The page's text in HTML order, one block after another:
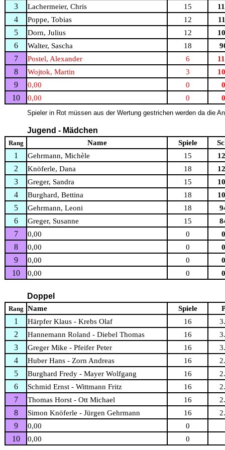
3 Lachermeier, Chris 15
4 Poppe, Tobias 12
5 Dorn, Julius 12
6 Walter, Sascha 18
7 Postel, Alexander 6
8 Wojtok, Martin 3
9 0,00 0
10 0,00 0
Spieler in Rot müssen aus der Wertung gestrichen werden da die
Jugend - Mädchen
Rang Name Spiele
1 Gehrmann, Michèle 15
2 Knöferle, Dana 18
3 Greger, Sandra 15
4 Burghard, Bettina 18
5 Gehrmann, Leoni 18
6 Greger, Susanne 15
7 0,00 0
8 0,00 0
9 0,00 0
10 0,00 0
Doppel
Rang Name Spiele
1 Härpfer Klaus - Krebs Olaf 16
2 Hannemann Roland - Diebel Thomas 16
3 Greger Mike - Pfeifer Peter 16
4 Huber Hans - Zorn Andreas 16
5 Burghard Fredy - Mayer Wolfgang 16
6 Schmid Ernst - Wittmann Fritz 16
7 Thomas Horst - Ott Michael 16
8 Simon Knöferle - Jürgen Gehrmann 16
9 0,00 0
10 0,00 0